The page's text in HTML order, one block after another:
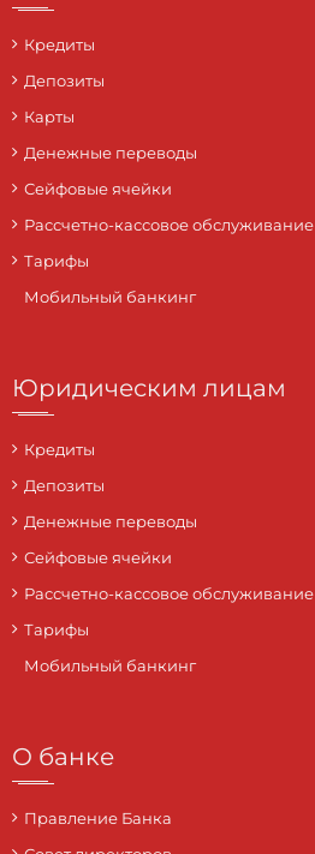
Кредиты
Депозиты
Карты
Денежные переводы
Сейфовые ячейки
Рассчетно-кассовое обслуживание
Тарифы
Мобильный банкинг
Юридическим лицам
Кредиты
Депозиты
Денежные переводы
Сейфовые ячейки
Рассчетно-кассовое обслуживание
Тарифы
Мобильный банкинг
О банке
Правление Банка